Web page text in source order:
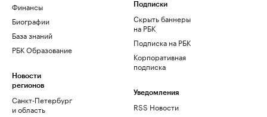
Финансы
Биографии
База знаний
РБК Образование
Новости
регионов
Санкт-Петербург
и область
Подписки
Скрыть баннеры
на РБК
Подписка на РБК
Корпоративная
подписка
Уведомления
RSS Новости